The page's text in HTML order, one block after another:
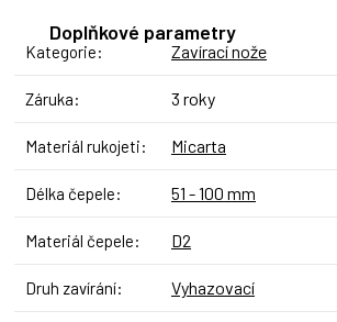
Doplňkové parametry
Kategorie: Zavírací nože
Záruka: 3 roky
Materiál rukojeti: Micarta
Délka čepele: 51 - 100 mm
Materiál čepele: D2
Druh zavírání: Vyhazovací